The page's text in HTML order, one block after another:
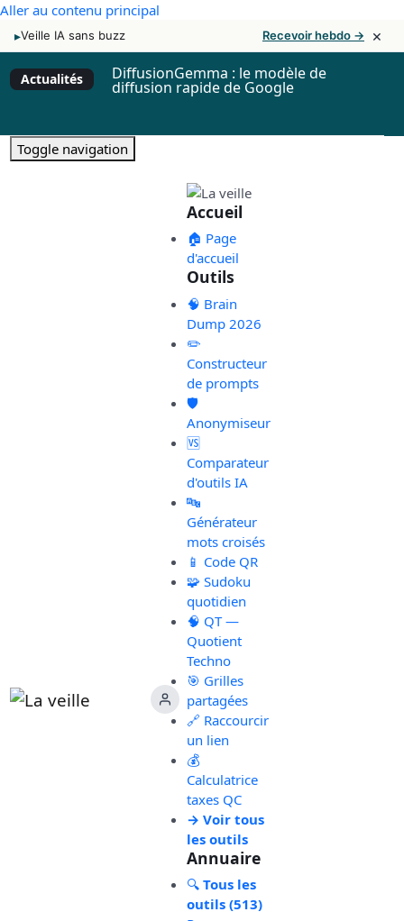
Aller au contenu principal
▸Veille IA sans buzz Recevoir hebdo → ×
Actualités DiffusionGemma : le modèle de
diffusion rapide de Google
Toggle navigation
Accueil
🏠 Page
d'accueil
Outils
🧠 Brain
Dump 2026
✏️
Constructeur
de prompts
🛡️
Anonymiseur
🆚
Comparateur
d'outils IA
🔤
Générateur
mots croisés
📱 Code QR
🧩 Sudoku
quotidien
🧠 QT —
Quotient
Techno
🎯 Grilles
partagées
🔗 Raccourcir
un lien
💰
Calculatrice
taxes QC
→ Voir tous
les outils
Annuaire
🔍 Tous les
outils (513)